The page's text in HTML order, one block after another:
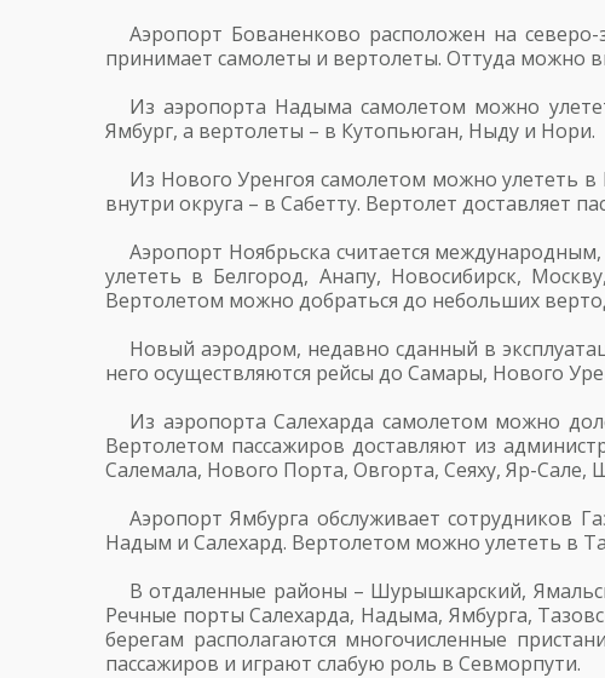
Аэропорт Бованенково расположен на
принимает самолеты и вертолеты. Оттуда можно
Из аэропорта Надыма самолетом можно
Ямбург, а вертолеты – в Кутопьюган, Ныду и Нори.
Из Нового Уренгоя самолетом можно улететь
внутри округа – в Сабетту. Вертолет доставляет
Аэропорт Ноябрьска считается
улететь в Белгород, Анапу, Новосибирск,
Вертолетом можно добраться до небольших
Новый аэродром, недавно сданный в
него осуществляются рейсы до Самары, Нового
Из аэропорта Салехарда самолетом можно
Вертолетом пассажиров доставляют из
Салемала, Нового Порта, Овгорта, Сеяху, Яр-Сале,
Аэропорт Ямбурга обслуживает сотрудников
Надым и Салехард. Вертолетом можно улететь в
В отдаленные районы – Шурышкарский,
Речные порты Салехарда, Надыма, Ямбурга,
берегам располагаются многочисленные
пассажиров и играют слабую роль в Севморпути.